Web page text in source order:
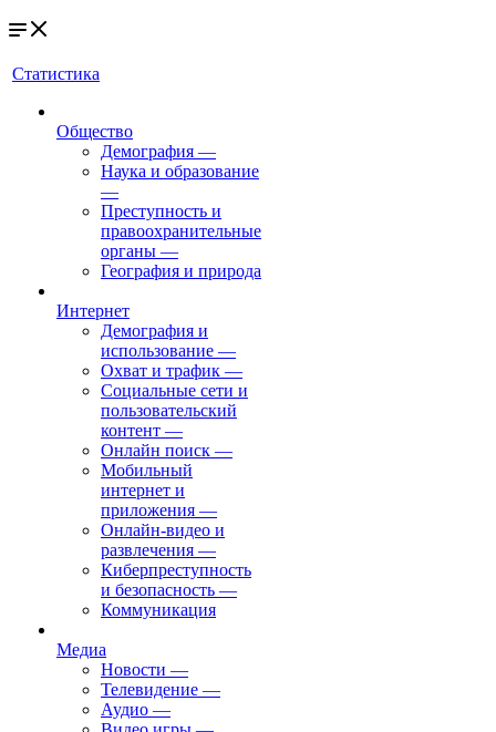
Статистика
Общество
Демография —
Наука и образование
—
Преступность и
правоохранительные
органы —
География и природа
Интернет
Демография и
использование —
Охват и трафик —
Социальные сети и
пользовательский
контент —
Онлайн поиск —
Мобильный
интернет и
приложения —
Онлайн-видео и
развлечения —
Киберпреступность
и безопасность —
Коммуникация
Медиа
Новости —
Телевидение —
Аудио —